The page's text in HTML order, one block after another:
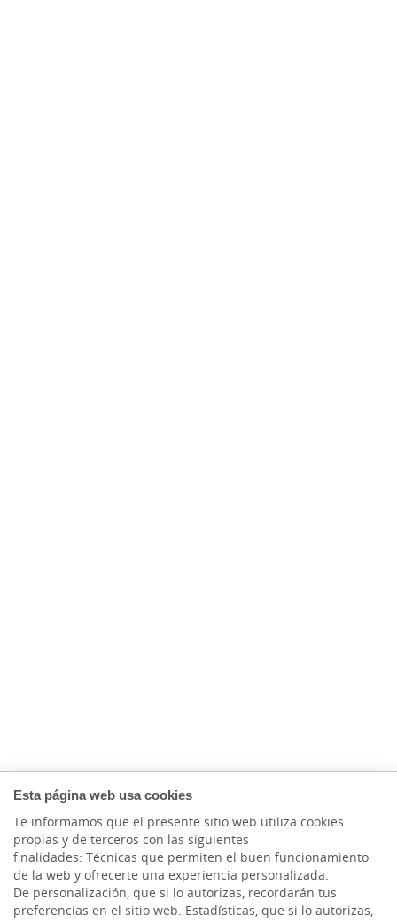
Esta página web usa cookies
Te informamos que el presente sitio web utiliza cookies
propias y de terceros con las siguientes
finalidades: Técnicas que permiten el buen funcionamiento
de la web y ofrecerte una experiencia personalizada.
De personalización, que si lo autorizas, recordarán tus
preferencias en el sitio web. Estadísticas, que si lo autorizas,